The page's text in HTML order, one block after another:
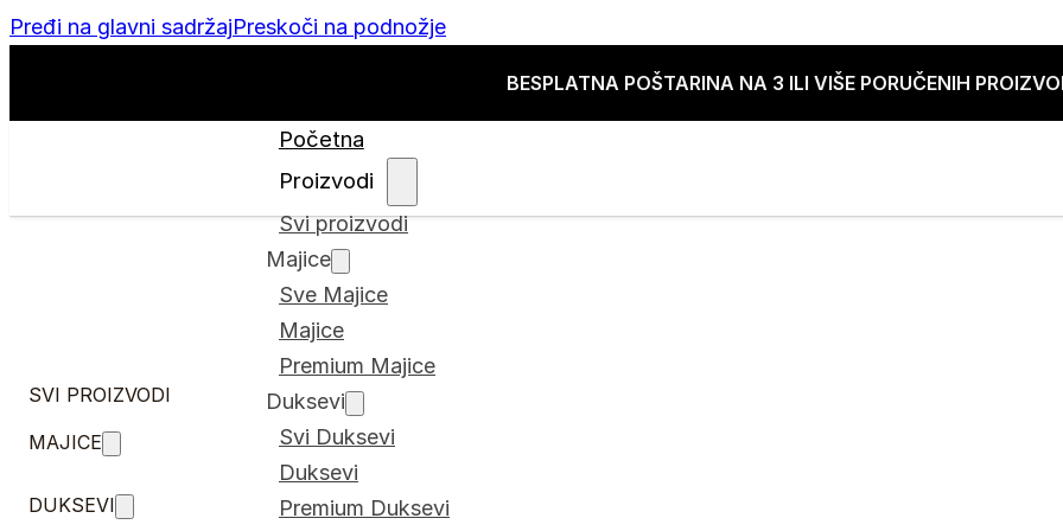
Pređi na glavni sadržajPreskoči na podnožje
BESPLATNA POŠTARINA NA 3 ILI VIŠE PORUČENIH
Početna
Proizvodi
Svi proizvodi
Majice
Sve Majice
Majice
Premium Majice
Duksevi
Svi Duksevi
Duksevi
Premium Duksevi
SVI PROIZVODI
MAJICE
DUKSEVI